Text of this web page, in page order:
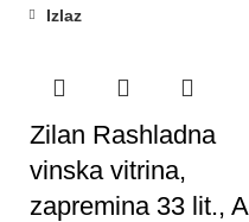
Izlaz
Zilan Rashladna
vinska vitrina,
zapremina 33 lit., A